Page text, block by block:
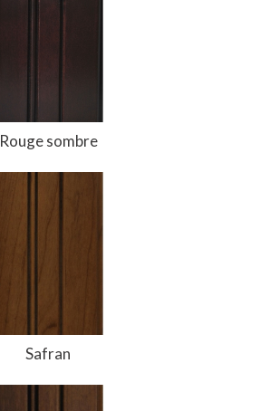
Rouge sombre
Safran